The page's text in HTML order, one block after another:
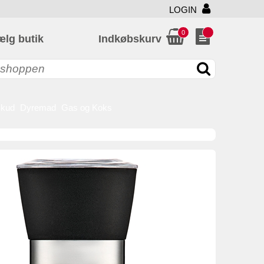
LOGIN
butik Indkøbskurv
0